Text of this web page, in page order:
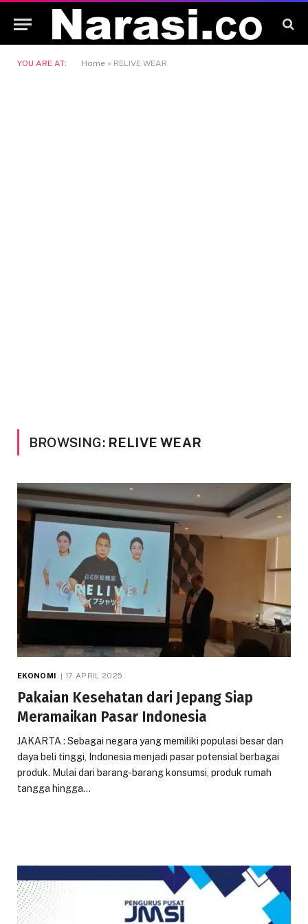
YOU ARE AT: Home » RELIVE WEAR
BROWSING: RELIVE WEAR
EKONOMI 17 APRIL 2025
Pakaian Kesehatan dari Jepang Siap
Meramaikan Pasar Indonesia
JAKARTA : Sebagai negara yang memiliki populasi besar dan
daya beli tinggi, Indonesia menjadi pasar potensial berbagai
produk. Mulai dari barang-barang konsumsi, produk rumah
tangga hingga…